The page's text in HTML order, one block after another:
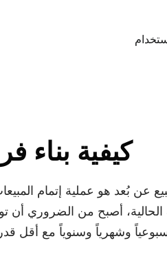
كيفية بناء
عن بُعد هو عملية إتمام
أصبح من الضروري أن